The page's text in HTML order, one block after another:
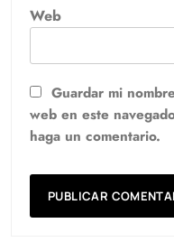
Web
Guardar mi
web en este
haga un comentario.